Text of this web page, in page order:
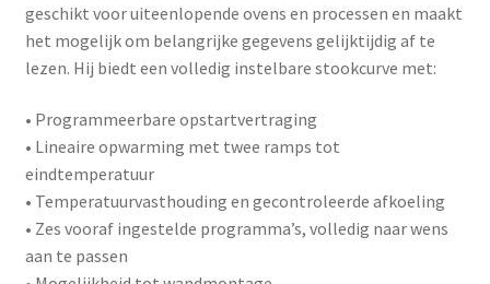
geschikt voor uiteenlopende ovens en processen en maakt
het mogelijk om belangrijke gegevens gelijktijdig af te
lezen. Hij biedt een volledig instelbare stookcurve met:
• Programmeerbare opstartvertraging
• Lineaire opwarming met twee ramps tot
eindtemperatuur
• Temperatuurvasthouding en gecontroleerde afkoeling
• Zes vooraf ingestelde programma’s, volledig naar wens
aan te passen